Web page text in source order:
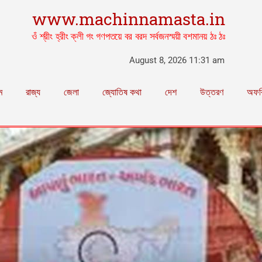
www.machinnamasta.in
ওঁ শ্রীং হ্রীং ক্লী গং গণপতয়ে বর বরদ সর্বজনস্ময়ী বশমানয় ঠঃ ঠঃ
August 8, 2026 11:31 am
রাজ্য জেলা জ্যোতিষ কথা দেশ উত্তরণ